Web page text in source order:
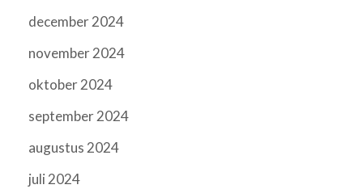
december 2024
november 2024
oktober 2024
september 2024
augustus 2024
juli 2024